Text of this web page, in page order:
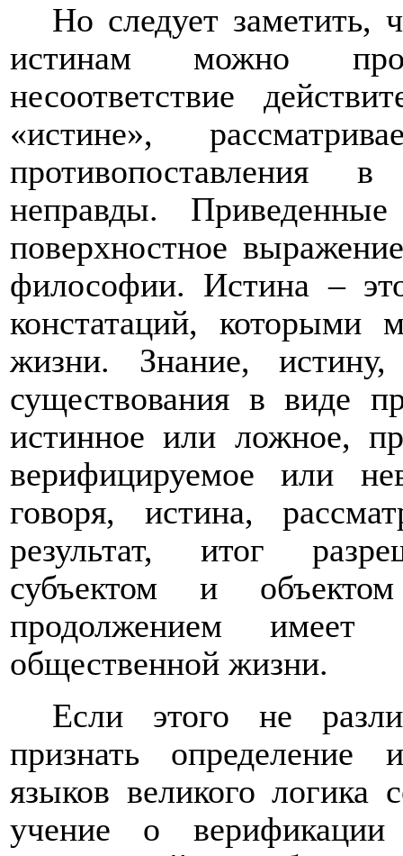
Но следует заметить,
истинам можно
несоответствие
«истине»,
неправды.
поверхностное
философии. Истина –
констатаций, которыми
жизни. Знание,
существования в виде
истинное или ложное,
верифицируемое или
говоря, истина,
результат, итог
субъектом и
продолжением имеет
общественной жизни.
Если этого не
признать определение
языков великого логика
учение о